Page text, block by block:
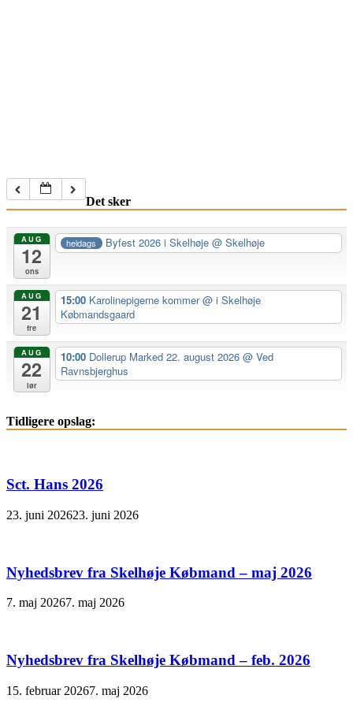
Det sker
AUG
12
ons
heldags Byfest 2026 i Skelhøje@ Skelhøje
AUG
21
fre
15:00 Karolinepigerne kommer@ i Skelhøje
Købmandsgaard
AUG
22
lør
10:00 Dollerup Marked 22. august 2026 @ Ved
Ravnsbjerghus
Tidligere opslag:
Sct. Hans 2026
23. juni 202623. juni 2026
Nyhedsbrev fra Skelhøje Købmand – maj 2026
7. maj 20267. maj 2026
Nyhedsbrev fra Skelhøje Købmand – feb. 2026
15. februar 20267. maj 2026